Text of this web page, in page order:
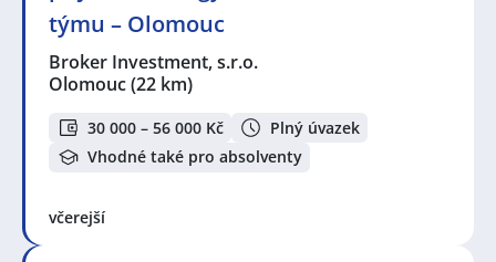
týmu – Olomouc
Broker Investment, s.r.o.
Olomouc(22 km)
30 000 – 56 000 Kč
Plný úvazek
Vhodné také pro absolventy
včerejší